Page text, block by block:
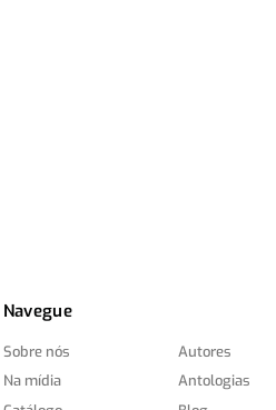
Navegue
Sobre nós
Na mídia
Autores
Antologias